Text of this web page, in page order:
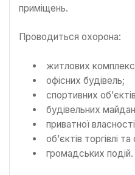
приміщень.
Проводиться охорона:
житлових
офісних будівель;
спортивних
будівельних
приватної
об’єктів торгівлі
громадських подій.